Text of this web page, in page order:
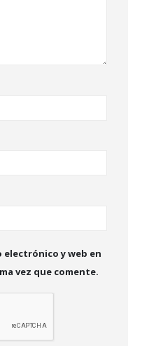
electrónico y web en
vez que comente.